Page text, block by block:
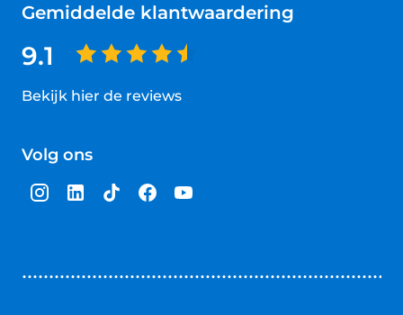
Gemiddelde klantwaardering
9.1
Bekijk hier de reviews
van
sterren
Volg ons